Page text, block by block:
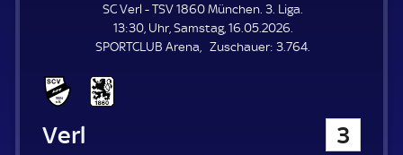
E
L
E
N
SC Verl - TSV 1860 München. 3. Liga.
13:30, Uhr, Samstag, 16.05.2026.
SPORTCLUB Arena
Zuschauer: Z
3.764.
SC Verl 3